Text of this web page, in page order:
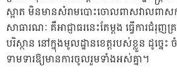
ស្អាត មិនមានសំរាមបោះចោលពាសវាលពា
សាធារណៈ គឺអាជ្ញាធរនេះតែម្តង ធ្វើការជំរុ
បរិស្ថាន នៅក្នុងមូលដ្ឋានខេត្តរបស់ខ្លួន ដូច្នេ
ទាមទារឱ្យមានការចូលរួមទាំងអស់គ្នា។